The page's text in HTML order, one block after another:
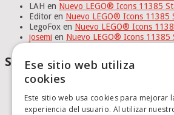
LAH en Nuevo LEGO® Icons 11385
Editor en Nuevo LEGO® Icons 11385
LegoFox en Nuevo LEGO® Icons
josemi en Nuevo LEGO® Icons 11385
Social Media
Ese sitio web utiliza
cookies
Este sitio web usa cookies para mejorar
experiencia del usuario. Al utilizar